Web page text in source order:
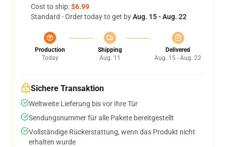
Cost to ship:$6.99
Standard - Order today to get byAug. 15 - Aug. 22
Production
Today
Shipping
Aug. 11
Delivered
Aug. 15 - Aug. 22
Sichere Transaktion
Weltweite Lieferung bis vor Ihre Tür
Sendungsnummer für alle Pakete bereitgestellt
Vollständige Rückerstattung, wenn das Produkt nicht
erhalten wurde